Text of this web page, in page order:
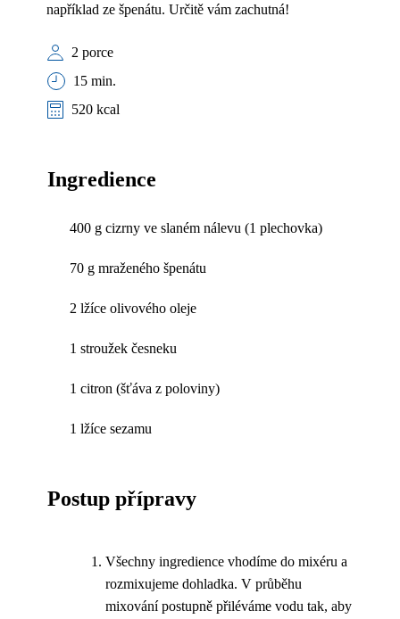
například ze špenátu. Určitě vám zachutná!
2 porce
15 min.
520 kcal
Ingredience
400 g cizrny ve slaném nálevu (1 plechovka)
70 g mraženého špenátu
2 lžíce olivového oleje
1 stroužek česneku
1 citron (šťáva z poloviny)
1 lžíce sezamu
Postup přípravy
Všechny ingredience vhodíme do mixéru a
rozmixujeme dohladka. V průběhu
mixování postupně přiléváme vodu tak, aby